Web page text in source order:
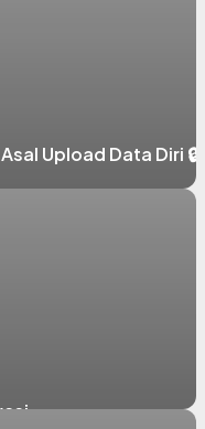
Upload Data Diri 🔒